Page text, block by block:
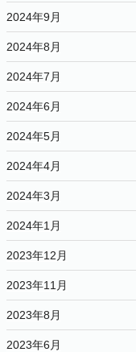
2024年9月
2024年8月
2024年7月
2024年6月
2024年5月
2024年4月
2024年3月
2024年1月
2023年12月
2023年11月
2023年8月
2023年6月